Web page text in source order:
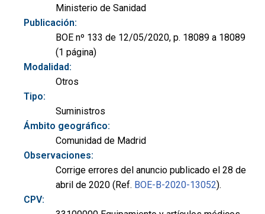
Ministerio de Sanidad
Publicación:
BOE nº 133 de 12/05/2020, p. 18089 a 18089
(1 página)
Modalidad:
Otros
Tipo:
Suministros
Ámbito geográfico:
Comunidad de Madrid
Observaciones:
Corrige errores del anuncio publicado el 28 de
abril de 2020 (Ref. BOE-B-2020-13052).
CPV: